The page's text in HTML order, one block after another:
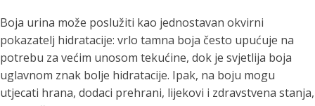
Boja urina može poslužiti kao jednostavan okvirni
pokazatelj hidratacije: vrlo tamna boja često upućuje na
potrebu za većim unosom tekućine, dok je svjetlija boja
uglavnom znak bolje hidratacije. Ipak, na boju mogu
utjecati hrana, dodaci prehrani, lijekovi i zdravstvena stanja,